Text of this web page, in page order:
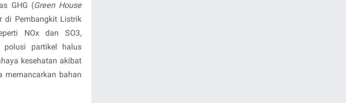
GHG (Green House
di Pembangkit Listrik
NOx dan SO3,
polusi partikel halus
kesehatan akibat
memancarkan bahan